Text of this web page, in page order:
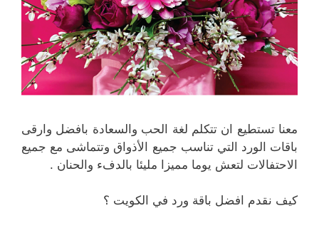
معنا تستطيع ان تتكلم لغة الحب والسعادة بافضل وارقى
باقات الورد التي تناسب جميع الأذواق وتتماشى مع جميع
الاحتفالات لتعش يوما مميزا مليئا بالدفء والحنان .
كيف نقدم افضل باقة ورد في الكويت ؟